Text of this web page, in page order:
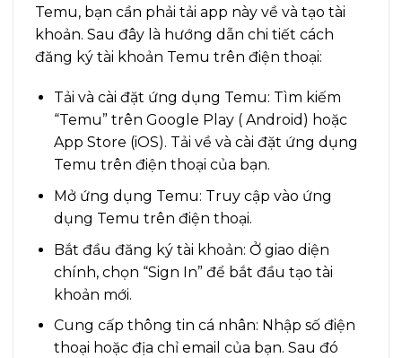
Temu, bạn cần phải tải app này về và tạo tài
khoản. Sau đây là hướng dẫn chi tiết cách
đăng ký tài khoản Temu trên điện thoại:
Tải và cài đặt ứng dụng Temu: Tìm kiếm
“Temu” trên Google Play ( Android) hoặc
App Store (iOS). Tải về và cài đặt ứng dụng
Temu trên điện thoại của bạn.
Mở ứng dụng Temu: Truy cập vào ứng
dụng Temu trên điện thoại.
Bắt đầu đăng ký tài khoản: Ở giao diện
chính, chọn “Sign In” để bắt đầu tạo tài
khoản mới.
Cung cấp thông tin cá nhân: Nhập số điện
thoại hoặc địa chỉ email của bạn. Sau đó